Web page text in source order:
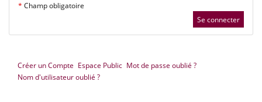
* Champ obligatoire
Se connecter
Créer un Compte Espace Public Mot de passe oublié ?
Nom d'utilisateur oublié ?